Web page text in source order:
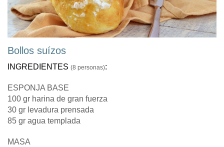
Bollos suízos
INGREDIENTES (8 personas):
ESPONJA BASE
100 gr harina de gran fuerza
30 gr levadura prensada
85 gr agua templada
MASA